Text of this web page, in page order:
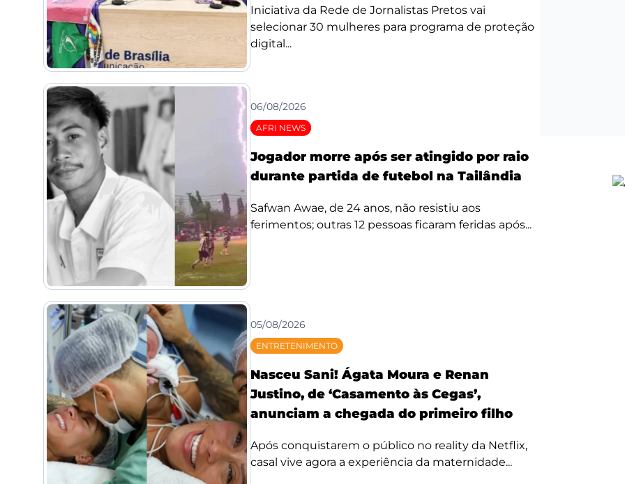
Iniciativa da Rede de Jornalistas Pretos vai
selecionar 30 mulheres para programa de proteção
digital...
06/08/2026
AFRI NEWS
Jogador morre após ser atingido por raio
durante partida de futebol na Tailândia
Safwan Awae, de 24 anos, não resistiu aos
ferimentos; outras 12 pessoas ficaram feridas após...
05/08/2026
ENTRETENIMENTO
Nasceu Sani! Ágata Moura e Renan
Justino, de ‘Casamento às Cegas’,
anunciam a chegada do primeiro filho
Após conquistarem o público no reality da Netflix,
casal vive agora a experiência da maternidade...